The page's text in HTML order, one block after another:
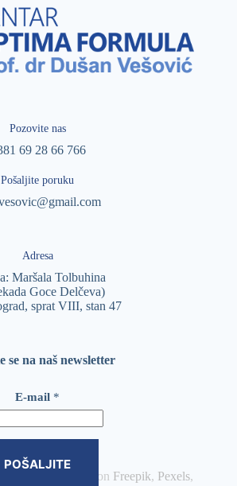
Pozovite nas
69 28 66 766
Pošaljite poruku
Adresa
Maršala Tolbuhina
Goce Delčeva)
sprat VIII, stan 47
se na naš newsletter
*
E
-
m
i
E-mail *
POŠALJITE
and other authors on Freepik, Pexels,